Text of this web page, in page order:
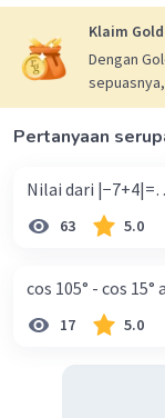
Klaim
Dengan
Pertanyaan
63 5.0
cos 105° - cos 15°
17 5.0